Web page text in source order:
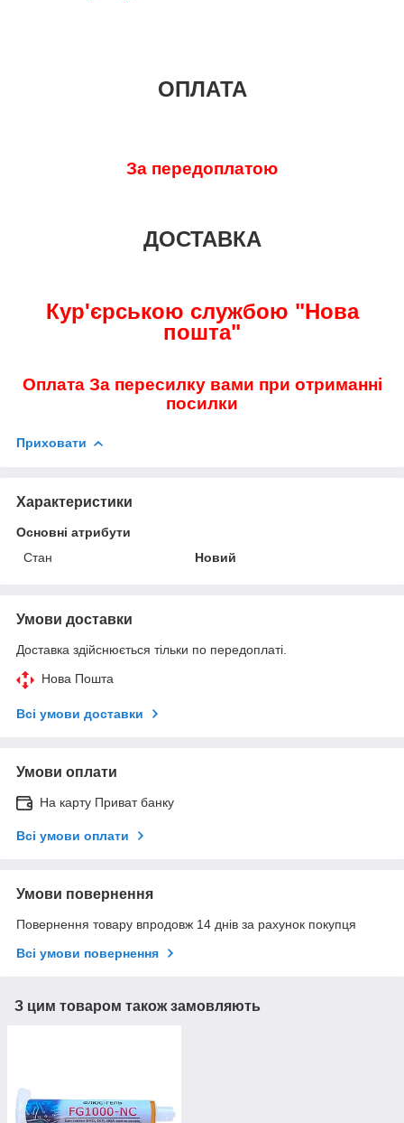
ОПЛАТА
За передоплатою
ДОСТАВКА
Кур'єрською службою "Нова
пошта"
Оплата За пересилку вами при отриманні
посилки
Приховати
Характеристики
Основні атрибути
Стан
Новий
Умови доставки
Доставка здійснюється тільки по передоплаті.
Нова Пошта
Всі умови доставки
Умови оплати
На карту Приват банку
Всі умови оплати
Умови повернення
Повернення товару впродовж 14 днів за рахунок покупця
Всі умови повернення
З цим товаром також замовляють